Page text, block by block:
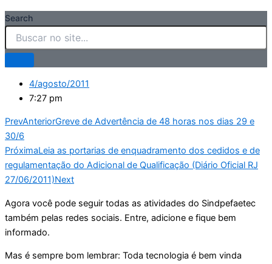
Search
4/agosto/2011
7:27 pm
PrevAnteriorGreve de Advertência de 48 horas nos dias 29 e
30/6
PróximaLeia as portarias de enquadramento dos cedidos e de
regulamentação do Adicional de Qualificação (Diário Oficial RJ
27/06/2011)Next
Agora você pode seguir todas as atividades do Sindpefaetec
também pelas redes sociais. Entre, adicione e fique bem
informado.
Mas é sempre bom lembrar: Toda tecnologia é bem vinda